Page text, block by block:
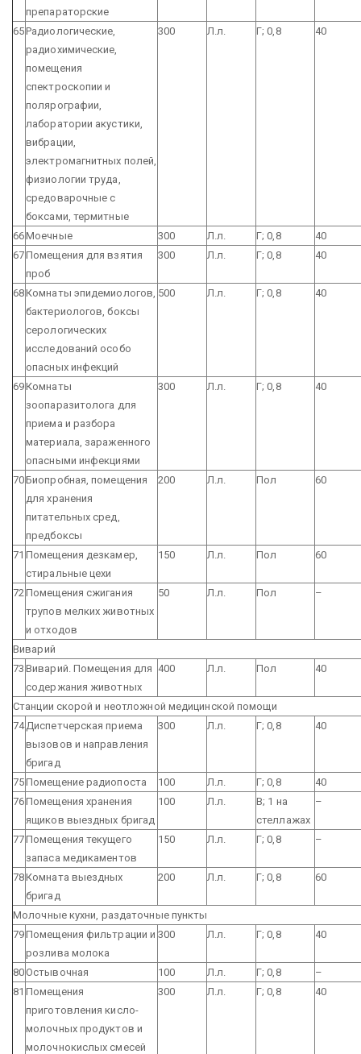
препараторские
65Радиологические,
радиохимические,
помещения
спектроскопии и
полярографии,
лаборатории акустики,
вибрации,
электромагнитных полей,
физиологии труда,
средоварочные с
боксами, термитные
300 Л.л. Г; 0,8 40
66Моечные 300 Л.л. Г; 0,8
40
67Помещения для взятия
проб
300 Л.л. Г; 0,8 40
68Комнаты эпидемиологов,
бактериологов, боксы
серологических
исследований особо
опасных инфекций
500 Л.л. Г; 0,8 40
69Комнаты
зоопаразитолога для
приема и разбора
материала, зараженного
опасными инфекциями
300 Л.л. Г; 0,8 40
70Биопробная, помещения
для хранения
питательных сред,
предбоксы
200 Л.л. Пол 60
71 Помещения дезкамер,
стиральные цехи
150 Л.л. Пол 60
72 Помещения сжигания
трупов мелких животных
и отходов
50 Л.л. Пол –
Виварий
73 Виварий. Помещения для
содержания животных
400 Л.л. Пол 40
Станции скорой и неотложной медицинской помощи
74 Диспетчерская приема
вызовов и направления
бригад
300 Л.л. Г; 0,8 40
75Помещение радиопоста 100 Л.л. Г; 0,8
40
76Помещения хранения
ящиков выездных бригад
100 Л.л.
В; 1 на
стеллажах
–
77Помещения текущего
запаса медикаментов
150 Л.л. Г; 0,8 –
78Комната выездных
бригад
200 Л.л. Г; 0,8 60
Молочные кухни, раздаточные пункты
79Помещения фильтрации и
розлива молока
300 Л.л. Г; 0,8 40
80Остывочная 100 Л.л. Г; 0,8
–
81 Помещения
приготовления кисло-
молочных продуктов и
молочнокислых смесей
300 Л.л. Г; 0,8 40